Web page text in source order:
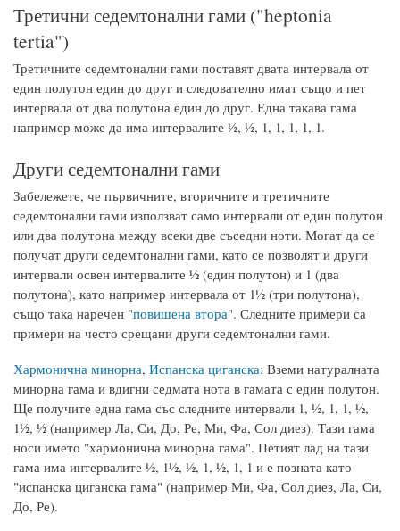
Третични седемтонални гами ("heptonia
tertia")
Третичните седемтонални гами поставят двата интервала от
един полутон един до друг и следователно имат също и пет
интервала от два полутона един до друг. Една такава гама
например може да има интервалите ½, ½, 1, 1, 1, 1, 1.
Други седемтонални гами
Забележете, че първичните, вторичните и третичните
седемтонални гами използват само интервали от един полутон
или два полутона между всеки две съседни ноти. Могат да се
получат други седемтонални гами, като се позволят и други
интервали освен интервалите ½ (един полутон) и 1 (два
полутона), като например интервала от 1½ (три полутона),
също така наречен "повишена втора". Следните примери са
примери на често срещани други седемтонални гами.
Хармонична минорна, Испанска циганска: Вземи натуралната
минорна гама и вдигни седмата нота в гамата с един полутон.
Ще получите една гама със следните интервали 1, ½, 1, 1, ½,
1½, ½ (например Ла, Си, До, Ре, Ми, Фа, Сол диез). Тази гама
носи името "хармонична минорна гама". Петият лад на тази
гама има интервалите ½, 1½, ½, 1, ½, 1, 1 и е позната като
"испанска циганска гама" (например Ми, Фа, Сол диез, Ла, Си,
До, Ре).